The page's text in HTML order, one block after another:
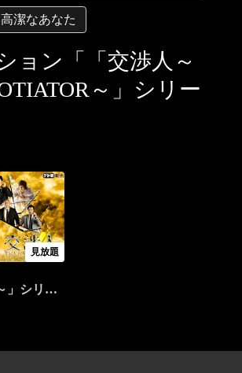
高潔なあなた
ョン「「交渉人～
～」シリー
見放題
」シリー